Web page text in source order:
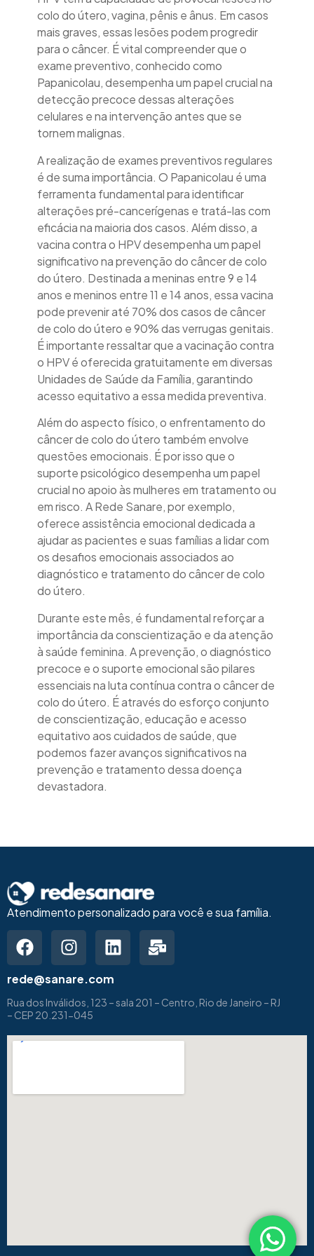
colo do útero, vagina, pênis e ânus. Em casos
mais graves, essas lesões podem progredir
para o câncer. É vital compreender que o
exame preventivo, conhecido como
Papanicolau, desempenha um papel crucial na
detecção precoce dessas alterações
celulares e na intervenção antes que se
tornem malignas.
A realização de exames preventivos regulares
é de suma importância. O Papanicolau é uma
ferramenta fundamental para identificar
alterações pré-cancerígenas e tratá-las com
eficácia na maioria dos casos. Além disso, a
vacina contra o HPV desempenha um papel
significativo na prevenção do câncer de colo
do útero. Destinada a meninas entre 9 e 14
anos e meninos entre 11 e 14 anos, essa vacina
pode prevenir até 70% dos casos de câncer
de colo do útero e 90% das verrugas genitais.
É importante ressaltar que a vacinação contra
o HPV é oferecida gratuitamente em diversas
Unidades de Saúde da Família, garantindo
acesso equitativo a essa medida preventiva.
Além do aspecto físico, o enfrentamento do
câncer de colo do útero também envolve
questões emocionais. É por isso que o
suporte psicológico desempenha um papel
crucial no apoio às mulheres em tratamento ou
em risco. A Rede Sanare, por exemplo,
oferece assistência emocional dedicada a
ajudar as pacientes e suas famílias a lidar com
os desafios emocionais associados ao
diagnóstico e tratamento do câncer de colo
do útero.
Durante este mês, é fundamental reforçar a
importância da conscientização e da atenção
à saúde feminina. A prevenção, o diagnóstico
precoce e o suporte emocional são pilares
essenciais na luta contínua contra o câncer de
colo do útero. É através do esforço conjunto
de conscientização, educação e acesso
equitativo aos cuidados de saúde, que
podemos fazer avanços significativos na
prevenção e tratamento dessa doença
devastadora.
Atendimento personalizado para você e sua família.
rede@sanare.com
Rua dos Inválidos, 123 – sala 201 – Centro, Rio de Janeiro – RJ
– CEP 20.231-045